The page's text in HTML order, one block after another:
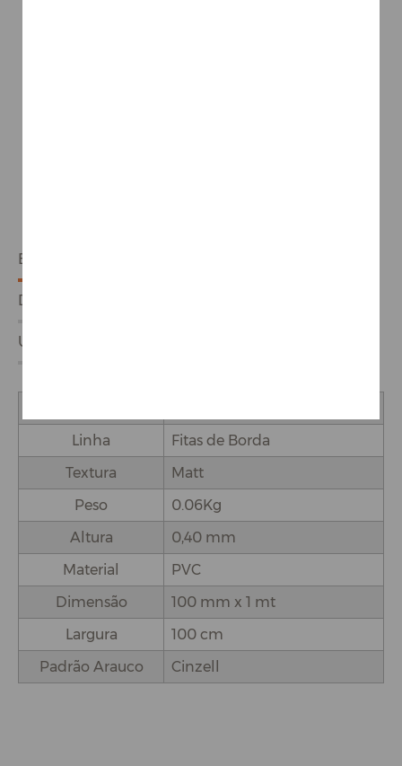
ESPECIFICAÇÕES
DETALHES DO PRODUTO
USO E APLICAÇÕES
Linha
Fitas de Borda
Textura
Matt
Peso
0.06Kg
Altura
0,40 mm
Material
PVC
Dimensão
100 mm x 1 mt
Largura
100 cm
Padrão Arauco
Cinzell